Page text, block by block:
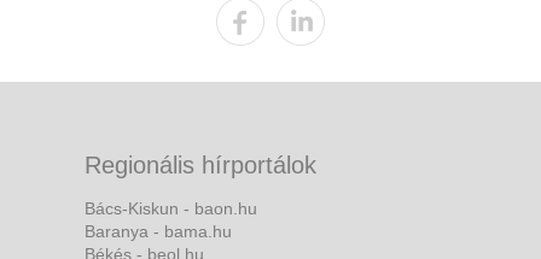
Regionális hírportálok
Bács-Kiskun - baon.hu
Baranya - bama.hu
Békés - beol.hu